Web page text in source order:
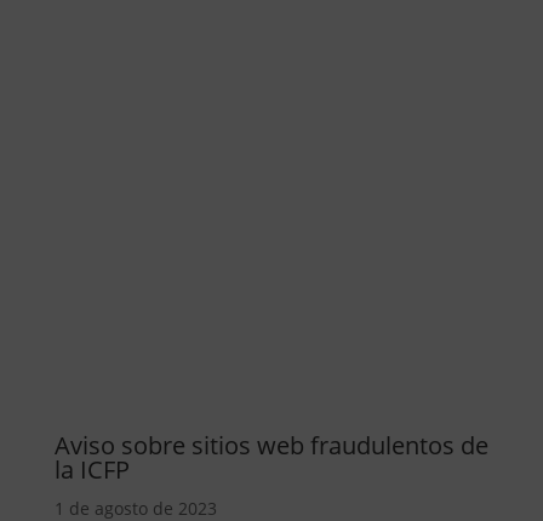
Aviso sobre sitios web fraudulentos de
la ICFP
1 de agosto de 2023